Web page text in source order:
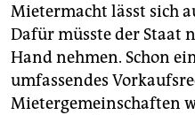
Mietermacht lässt sich
Dafür müsste der Staat
Hand nehmen. Schon
umfassendes
Mietergemeinschaften